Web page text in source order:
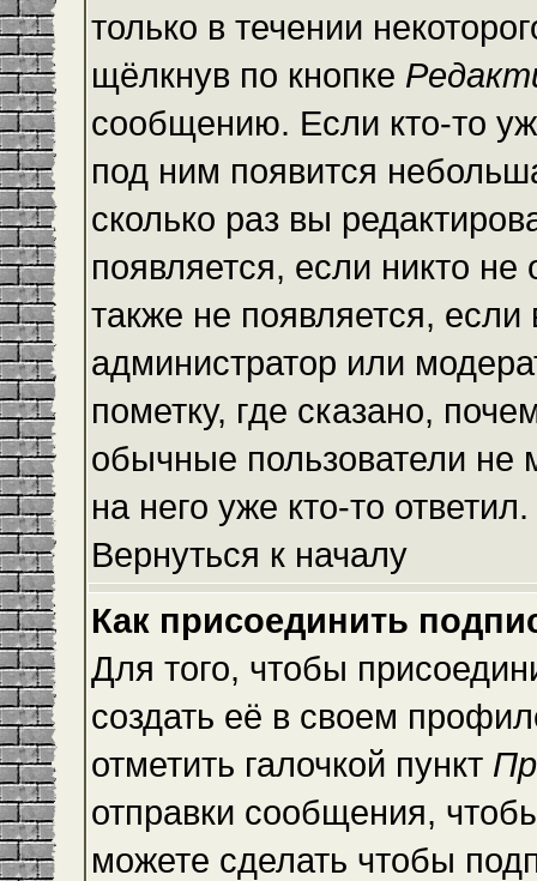
только в течении
щёлкнув по кнопке
сообщению. Если кто-то
под ним появится
сколько раз вы
появляется, если никто
также не появляется,
администратор или
пометку, где сказано,
обычные пользователи не
на него уже кто-то ответил.
Вернуться к началу
Как присоединить
Для того, чтобы
создать её в своем
отметить галочкой пункт
отправки сообщения,
можете сделать чтобы